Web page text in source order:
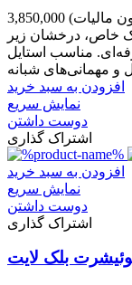
مالیات)
خاص، درخشان زیر
مناسب استایل
افزودن به سبد خرید
نمایش سریع
دوست داشتن
اشتراک گذاری
افزودن به سبد خرید
نمایش سریع
دوست داشتن
اشتراک گذاری
بلک لایت